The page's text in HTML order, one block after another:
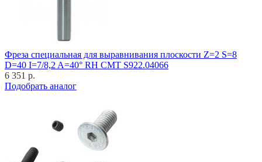
Фреза специальная для выравнивания плоскости Z=2 S=8
D=40 I=7/8,2 A=40° RH CMT S922.04066
6 351 р.
Подобрать аналог